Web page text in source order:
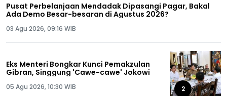
Pusat Perbelanjaan Mendadak Dipasangi Pagar, Bakal
Ada Demo Besar-besaran di Agustus 2026?
03 Agu 2026, 09:16 WIB
Eks Menteri Bongkar Kunci Pemakzulan
Gibran, Singgung 'Cawe-cawe' Jokowi
05 Agu 2026, 10:30 WIB 2